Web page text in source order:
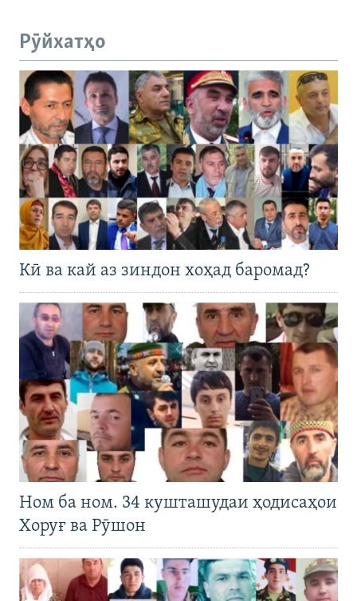
Рӯйхатҳо
Кӣ ва кай аз зиндон хоҳад баромад?
Ном ба ном. 34 кушташудаи ҳодисаҳои
Хоруғ ва Рӯшон